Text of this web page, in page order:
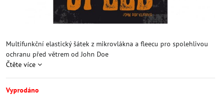
Multifunkční elastický šátek z mikrovlákna a fleecu pro spolehlivou
ochranu před větrem od John Doe
Čtěte více
Vyprodáno